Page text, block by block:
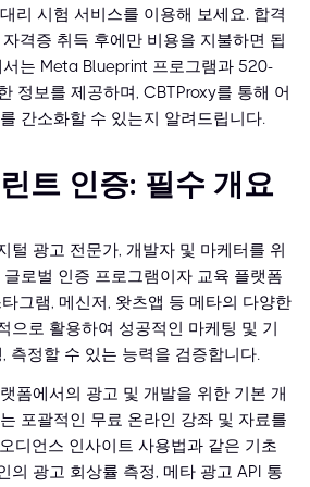
리 시험 서비스를 이용해 보세요. 합격
격증 취득 후에만 비용을 지불하면 됩
는 Meta Blueprint 프로그램과 520-
정보를 제공하며, CBTProxy를 통해 어
간소화할 수 있는지 알려드립니다.
트 인증: 필수 개요
털 광고 전문가, 개발자 및 마케터를 위
로벌 인증 프로그램이자 교육 플랫폼
그램, 메신저, 왓츠앱 등 메타의 다양한
으로 활용하여 성공적인 마케팅 및 기
측정할 수 있는 능력을 검증합니다.
폼에서의 광고 및 개발을 위한 기본 개
포괄적인 무료 온라인 강좌 및 자료를
디언스 인사이트 사용법과 같은 기초
의 광고 회상률 측정, 메타 광고 API 통